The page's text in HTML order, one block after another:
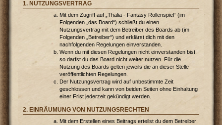
1. NUTZUNGSVERTRAG
Mit dem Zugriff auf „Thalia - Fantasy Rollenspiel“ (im
Folgenden „das Board“) schließt du einen
Nutzungsvertrag mit dem Betreiber des Boards ab (im
Folgenden „Betreiber“) und erklärst dich mit den
nachfolgenden Regelungen einverstanden.
Wenn du mit diesen Regelungen nicht einverstanden bist,
so darfst du das Board nicht weiter nutzen. Für die
Nutzung des Boards gelten jeweils die an dieser Stelle
veröffentlichten Regelungen.
Der Nutzungsvertrag wird auf unbestimmte Zeit
geschlossen und kann von beiden Seiten ohne Einhaltung
einer Frist jederzeit gekündigt werden.
2. EINRÄUMUNG VON NUTZUNGSRECHTEN
Mit dem Erstellen eines Beitrags erteilst du dem Betreiber